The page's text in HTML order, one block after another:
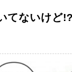
てないけ